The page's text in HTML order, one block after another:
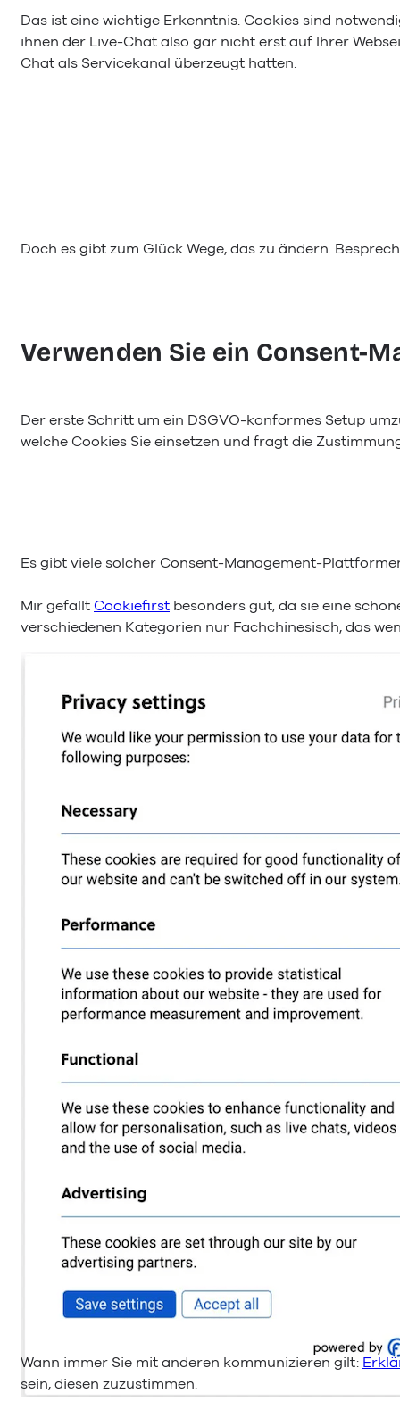
Das ist eine wichtige Erkenntnis. Cookies sind
ihnen der Live-Chat also gar nicht erst auf Ihrer
Chat als Servicekanal überzeugt hatten.
Doch es gibt zum Glück Wege, das zu ändern.
Verwenden Sie ein Consent-
Der erste Schritt um ein DSGVO-konformes Setup
welche Cookies Sie einsetzen und fragt die
Es gibt viele solcher Consent-Management-
Mir gefälltCookiefirst besonders gut, da sie eine
verschiedenen Kategorien nur Fachchinesisch, das
Wann immer Sie mit anderen kommunizieren gilt:
sein, diesen zuzustimmen.